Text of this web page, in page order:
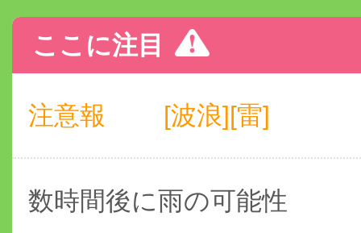
ここに注目
注意報 [波浪][雷]
数時間後に雨の可能性